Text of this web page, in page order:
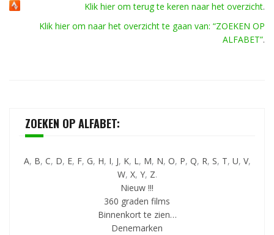
Klik hier om terug te keren naar het overzicht.
Klik hier om naar het overzicht te gaan van: “ZOEKEN OP
ALFABET”.
ZOEKEN OP ALFABET:
A, B, C, D, E, F, G, H, I, J, K, L, M, N, O, P, Q, R, S, T, U, V,
W, X, Y, Z.
Nieuw !!!
360 graden films
Binnenkort te zien…
Denemarken